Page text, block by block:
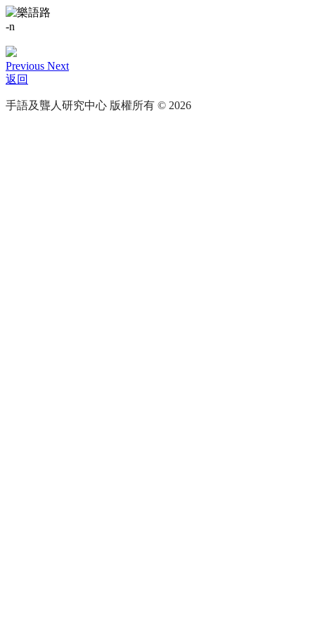
-n
Previous Next
返回
手語及聾人研究中心 版權所有 © 2026